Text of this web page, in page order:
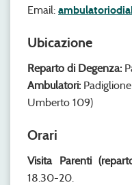
Email:
Ubicazione
Reparto di Degenza:
Ambulatori:
Umberto 109)
Orari
Visita Parenti
18.30-20.